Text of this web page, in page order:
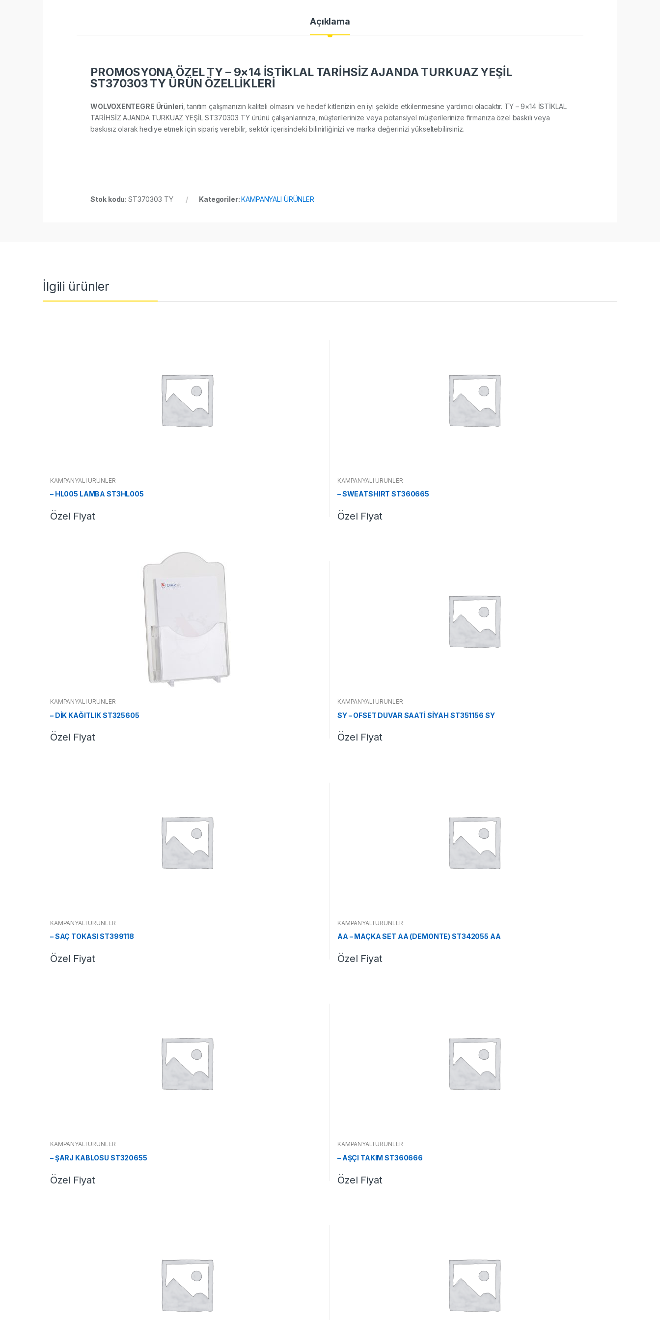
Açıklama
PROMOSYONA ÖZEL TY – 9×14 İSTİKLAL TARİHSİZ AJANDA TURKUAZ YEŞİL
ST370303 TY ÜRÜN ÖZELLİKLERİ
WOLVOXENTEGRE Ürünleri , tanıtım çalışmanızın kaliteli olmasını ve hedef kitlenizin en iyi şekilde etkilenmesine yardımcı olacaktır. TY – 9×14 İSTİKLAL
TARİHSİZ AJANDA TURKUAZ YEŞİL ST370303 TY ürünü çalışanlarınıza, müşterilerinize veya potansiyel müşterilerinize firmanıza özel baskılı veya
baskısız olarak hediye etmek için sipariş verebilir, sektör içerisindeki bilinirliğinizi ve marka değerinizi yükseltebilirsiniz.
Stok kodu: ST370303 TY Kategoriler:KAMPANYALI ÜRÜNLER
İlgili ürünler
KAMPANYALI ÜRÜNLER
– HL005 LAMBA ST3HL005
Özel Fiyat
KAMPANYALI ÜRÜNLER
– SWEATSHIRT ST360665
Özel Fiyat
KAMPANYALI ÜRÜNLER
– DİK KAĞITLIK ST325605
Özel Fiyat
KAMPANYALI ÜRÜNLER
SY – OFSET DUVAR SAATİ SİYAH ST351156 SY
Özel Fiyat
KAMPANYALI ÜRÜNLER
– SAÇ TOKASI ST399118
Özel Fiyat
KAMPANYALI ÜRÜNLER
AA – MAÇKA SET AA (DEMONTE) ST342055 AA
Özel Fiyat
KAMPANYALI ÜRÜNLER
– ŞARJ KABLOSU ST320655
Özel Fiyat
KAMPANYALI ÜRÜNLER
– AŞÇI TAKIM ST360666
Özel Fiyat